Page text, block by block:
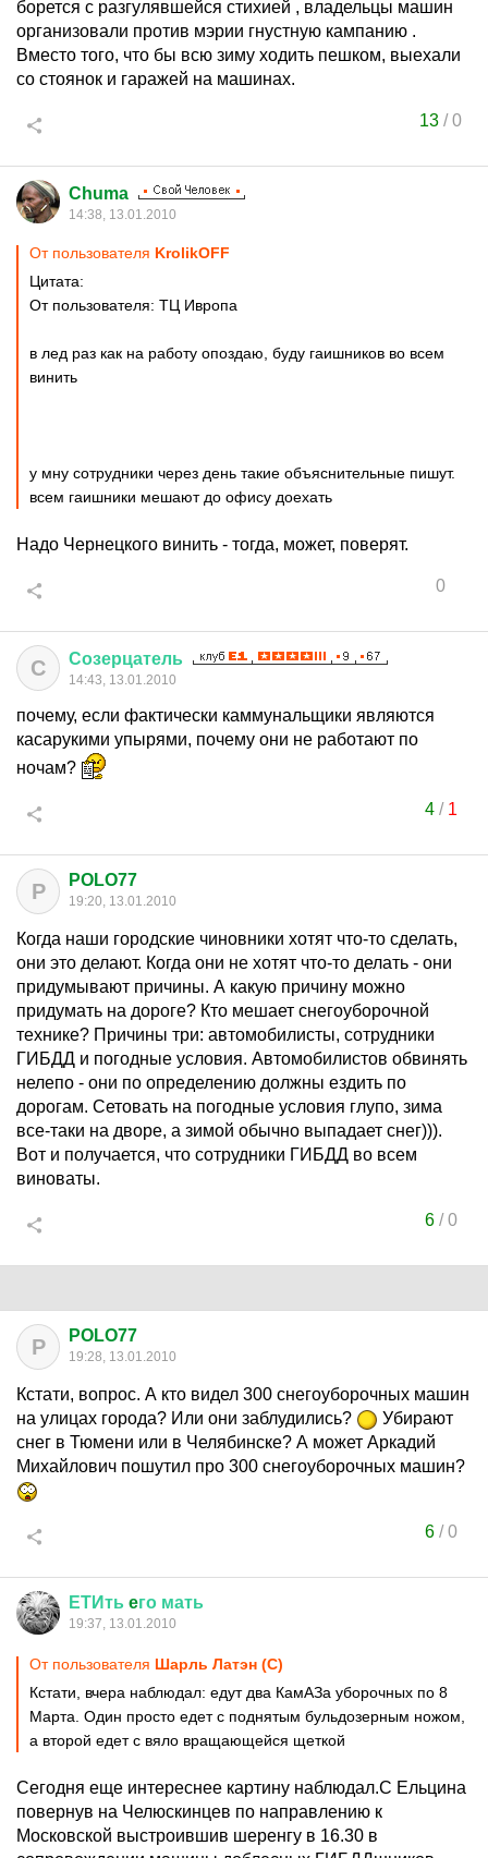
борется с разгулявшейся стихией , владельцы машин
организовали против мэрии гнустную кампанию .
Вместо того, что бы всю зиму ходить пешком, выехали
со стоянок и гаражей на машинах.
13 /0
Chuma
14:38, 13.01.2010
От пользователя KrolikОFF
Цитата:
От пользователя: ТЦ Ивропа
в лед раз как на работу опоздаю, буду гаишников во всем
винить
у мну сотрудники через день такие объяснительные пишут.
всем гаишники мешают до офису доехать
Надо Чернецкого винить - тогда, может, поверят.
0
С Созерцатель
14:43, 13.01.2010
почему, если фактически каммунальщики являются
касарукими упырями, почему они не работают по
ночам?
4/ 1
P POLO77
19:20, 13.01.2010
Когда наши городские чиновники хотят что-то сделать,
они это делают. Когда они не хотят что-то делать - они
придумывают причины. А какую причину можно
придумать на дороге? Кто мешает снегоуборочной
технике? Причины три: автомобилисты, сотрудники
ГИБДД и погодные условия. Автомобилистов обвинять
нелепо - они по определению должны ездить по
дорогам. Сетовать на погодные условия глупо, зима
все-таки на дворе, а зимой обычно выпадает снег))).
Вот и получается, что сотрудники ГИБДД во всем
виноваты.
6/0
P POLO77
19:28, 13.01.2010
Кстати, вопрос. А кто видел 300 снегоуборочных машин
на улицах города? Или они заблудились?
Убирают
снег в Тюмени или в Челябинске? А может Аркадий
Михайлович пошутил про 300 снегоуборочных машин?
6/0
ЕТИть eго мать
19:37, 13.01.2010
От пользователя Шарль Латэн (С)
Кстати, вчера наблюдал: едут два КамАЗа уборочных по 8
Марта. Один просто едет с поднятым бульдозерным ножом,
а второй едет с вяло вращающейся щеткой
Сегодня еще интереснее картину наблюдал.С Ельцина
повернув на Челюскинцев по направлению к
Московской выстроившив шеренгу в 16.30 в